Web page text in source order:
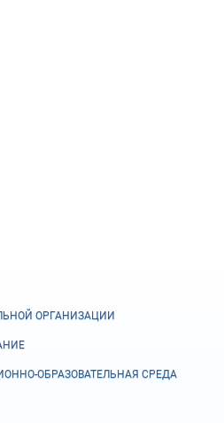
ОРГАНИЗАЦИИ
ОБРАЗОВАТЕЛЬНАЯ СРЕДА